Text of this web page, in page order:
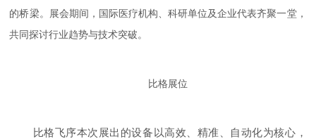
的桥梁。展会期间，国际医疗机构、科研单位及企业代表齐聚一堂，
共同探讨行业趋势与技术突破。
比格展位
比格飞序本次展出的设备以高效、精准、自动化为核心，